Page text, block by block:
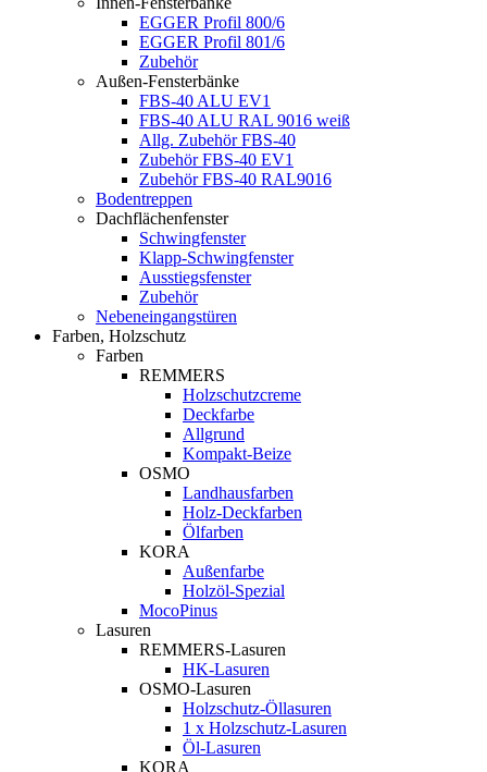
EGGER Profil 800/6
EGGER Profil 801/6
Zubehör
Außen-Fensterbänke
FBS-40 ALU EV1
FBS-40 ALU RAL 9016 weiß
Allg. Zubehör FBS-40
Zubehör FBS-40 EV1
Zubehör FBS-40 RAL9016
Bodentreppen
Dachflächenfenster
Schwingfenster
Klapp-Schwingfenster
Ausstiegsfenster
Zubehör
Nebeneingangstüren
Farben, Holzschutz
Farben
REMMERS
Holzschutzcreme
Deckfarbe
Allgrund
Kompakt-Beize
OSMO
Landhausfarben
Holz-Deckfarben
Ölfarben
KORA
Außenfarbe
Holzöl-Spezial
MocoPinus
Lasuren
REMMERS-Lasuren
HK-Lasuren
OSMO-Lasuren
Holzschutz-Öllasuren
1 x Holzschutz-Lasuren
Öl-Lasuren
KORA